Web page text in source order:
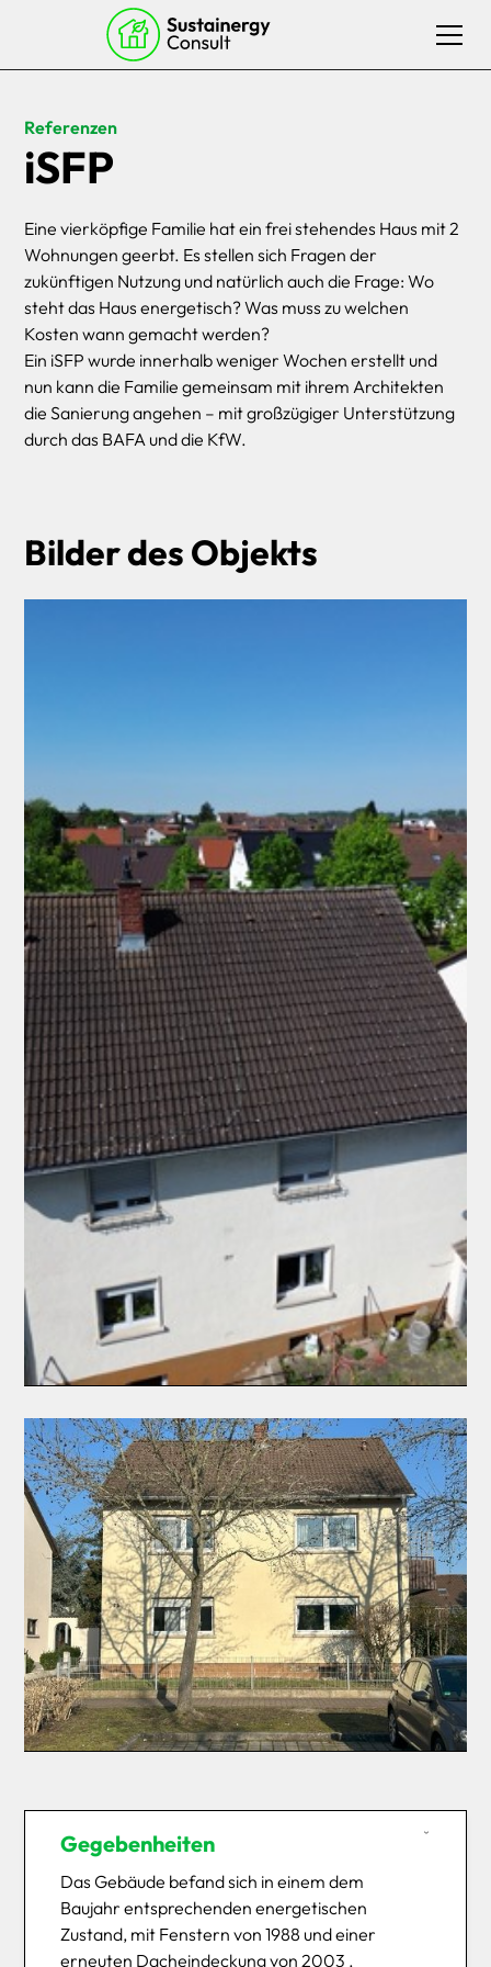
Referenzen
iSFP
Eine vierköpfige Familie hat ein frei stehendes Haus mit 2
Wohnungen geerbt. Es stellen sich Fragen der
zukünftigen Nutzung und natürlich auch die Frage: Wo
steht das Haus energetisch? Was muss zu welchen
Kosten wann gemacht werden?
Ein iSFP wurde innerhalb weniger Wochen erstellt und
nun kann die Familie gemeinsam mit ihrem Architekten
die Sanierung angehen – mit großzügiger Unterstützung
durch das BAFA und die KfW.
Bilder des Objekts
Gegebenheiten
Das Gebäude befand sich in einem dem
Baujahr entsprechenden energetischen
Zustand, mit Fenstern von 1988 und einer
erneuten Dacheindeckung von 2003 .